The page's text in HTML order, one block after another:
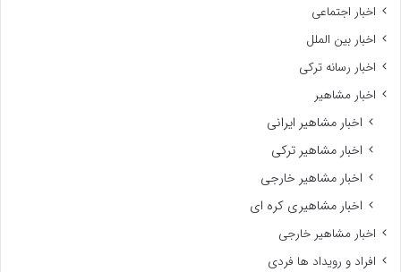
اخبار اجتماعی
اخبار بین الملل
اخبار رسانه ترکی
اخبار مشاهیر
اخبار مشاهیر ایرانی
اخبار مشاهیر ترکی
اخبار مشاهیر خارجی
اخبار مشاهیری کره ای
اخبار مشاهیر خارجی
افراد و رویداد ها فردی